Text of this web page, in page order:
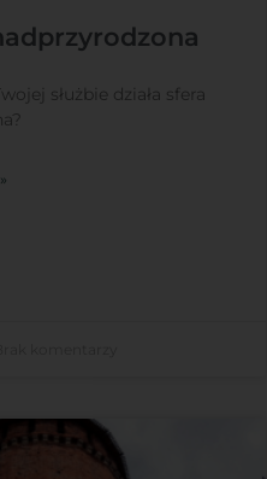
służbie działa sfera